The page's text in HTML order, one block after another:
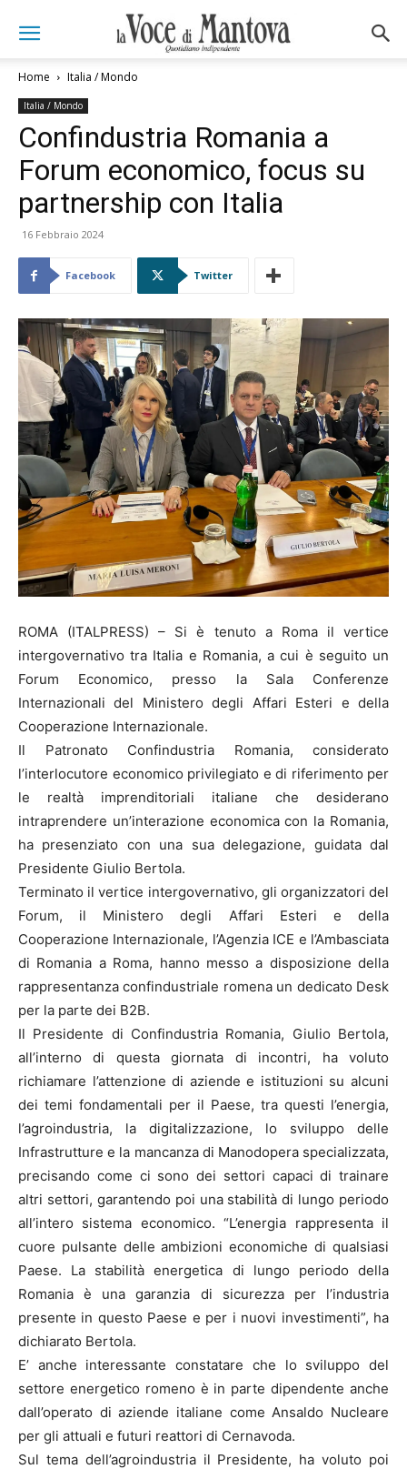
Home Italia / Mondo
Italia / Mondo
Confindustria Romania a
Forum economico, focus su
partnership con Italia
16 Febbraio 2024
Facebook Twitter
ROMA (ITALPRESS) – Si è tenuto a Roma il vertice
intergovernativo tra Italia e Romania, a cui è seguito un
Forum Economico, presso la Sala Conferenze
Internazionali del Ministero degli Affari Esteri e della
Cooperazione Internazionale.
Il Patronato Confindustria Romania, considerato
l’interlocutore economico privilegiato e di riferimento per
le realtà imprenditoriali italiane che desiderano
intraprendere un’interazione economica con la Romania,
ha presenziato con una sua delegazione, guidata dal
Presidente Giulio Bertola.
Terminato il vertice intergovernativo, gli organizzatori del
Forum, il Ministero degli Affari Esteri e della
Cooperazione Internazionale, l’Agenzia ICE e l’Ambasciata
di Romania a Roma, hanno messo a disposizione della
rappresentanza confindustriale romena un dedicato Desk
per la parte dei B2B.
Il Presidente di Confindustria Romania, Giulio Bertola,
all’interno di questa giornata di incontri, ha voluto
richiamare l’attenzione di aziende e istituzioni su alcuni
dei temi fondamentali per il Paese, tra questi l’energia,
l’agroindustria, la digitalizzazione, lo sviluppo delle
Infrastrutture e la mancanza di Manodopera specializzata,
precisando come ci sono dei settori capaci di trainare
altri settori, garantendo poi una stabilità di lungo periodo
all’intero sistema economico. “L’energia rappresenta il
cuore pulsante delle ambizioni economiche di qualsiasi
Paese. La stabilità energetica di lungo periodo della
Romania è una garanzia di sicurezza per l’industria
presente in questo Paese e per i nuovi investimenti”, ha
dichiarato Bertola.
E’ anche interessante constatare che lo sviluppo del
settore energetico romeno è in parte dipendente anche
dall’operato di aziende italiane come Ansaldo Nucleare
per gli attuali e futuri reattori di Cernavoda.
Sul tema dell’agroindustria il Presidente, ha voluto poi